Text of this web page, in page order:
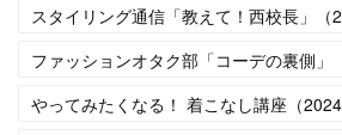
スタイリング通信「教えて！西校長」（
ファッションオタク部「コーデの裏側」
やってみたくなる！ 着こなし講座（2024